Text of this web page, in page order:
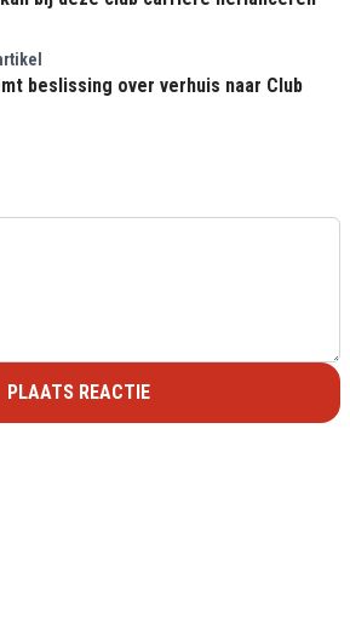
beslissing over verhuis naar Club
PLAATS REACTIE